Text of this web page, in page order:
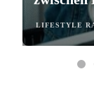
LIFESTYLE